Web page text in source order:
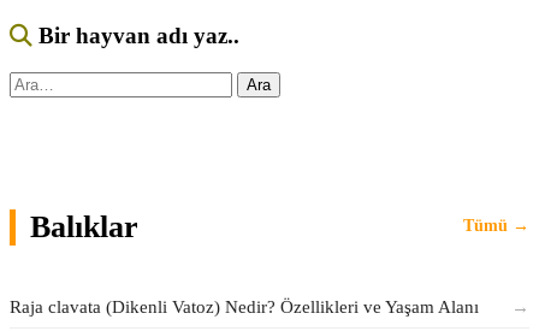
Bir hayvan adı yaz..
Ara: Ara
Balıklar Tümü →
Raja clavata (Dikenli Vatoz) Nedir? Özellikleri ve Yaşam Alanı →